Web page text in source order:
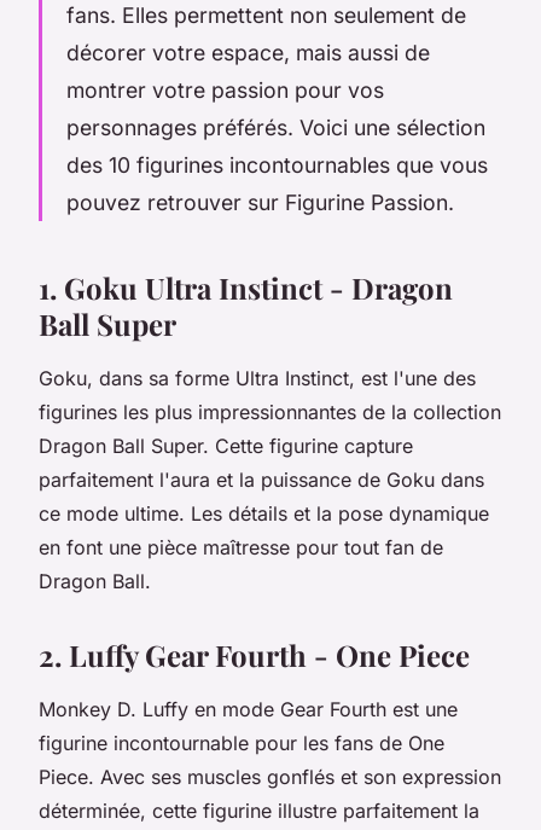
fans. Elles permettent non seulement de
décorer votre espace, mais aussi de
montrer votre passion pour vos
personnages préférés. Voici une sélection
des 10 figurines incontournables que vous
pouvez retrouver sur Figurine Passion.
1. Goku Ultra Instinct - Dragon
Ball Super
Goku, dans sa forme Ultra Instinct, est l'une des
figurines les plus impressionnantes de la collection
Dragon Ball Super. Cette figurine capture
parfaitement l'aura et la puissance de Goku dans
ce mode ultime. Les détails et la pose dynamique
en font une pièce maîtresse pour tout fan de
Dragon Ball.
2. Luffy Gear Fourth - One Piece
Monkey D. Luffy en mode Gear Fourth est une
figurine incontournable pour les fans de One
Piece. Avec ses muscles gonflés et son expression
déterminée, cette figurine illustre parfaitement la